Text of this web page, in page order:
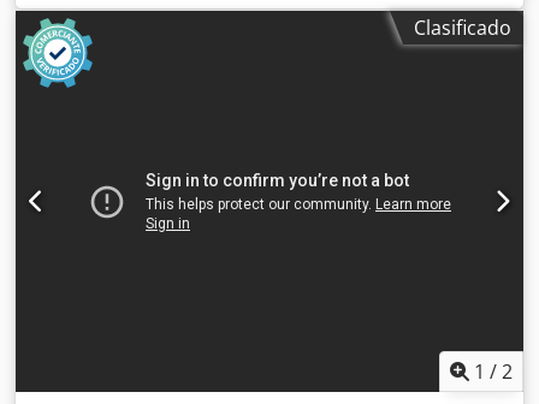
experiencia en la venta de fotocopiadoras usadas, hemos
desarrollado una gran experiencia en el embalaje y el
envío en palés, para garantizar que nuestros clientes
reciban máquinas en perfectas condiciones. Enviamos
de fotocopiadoras de producción de Konica Minolta y
realiza envíos a nivel mundial bajo petición. Dkedpfx Aozh
Iyfskijr No dude en ponerse en contacto con nosotros para
Clasificado
1 /2